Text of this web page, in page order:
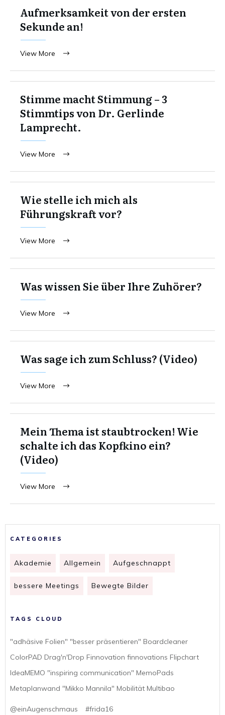
Aufmerksamkeit von der ersten
Sekunde an!
View More
Stimme macht Stimmung – 3
Stimmtips von Dr. Gerlinde
Lamprecht.
View More
Wie stelle ich mich als
Führungskraft vor?
View More
Was wissen Sie über Ihre Zuhörer?
View More
Was sage ich zum Schluss? (Video)
View More
Mein Thema ist staubtrocken! Wie
schalte ich das Kopfkino ein?
(Video)
View More
CATEGORIES
Akademie Allgemein Aufgeschnappt
bessere Meetings Bewegte Bilder
TAGS CLOUD
"adhäsive Folien" "besser präsentieren" Boardcleaner
ColorPAD Drag'n'Drop Finnovation finnovations Flipchart
IdeaMEMO "inspiring communication" MemoPads
Metaplanwand "Mikko Mannila" Mobilität Multibao
@einAugenschmaus #frida16